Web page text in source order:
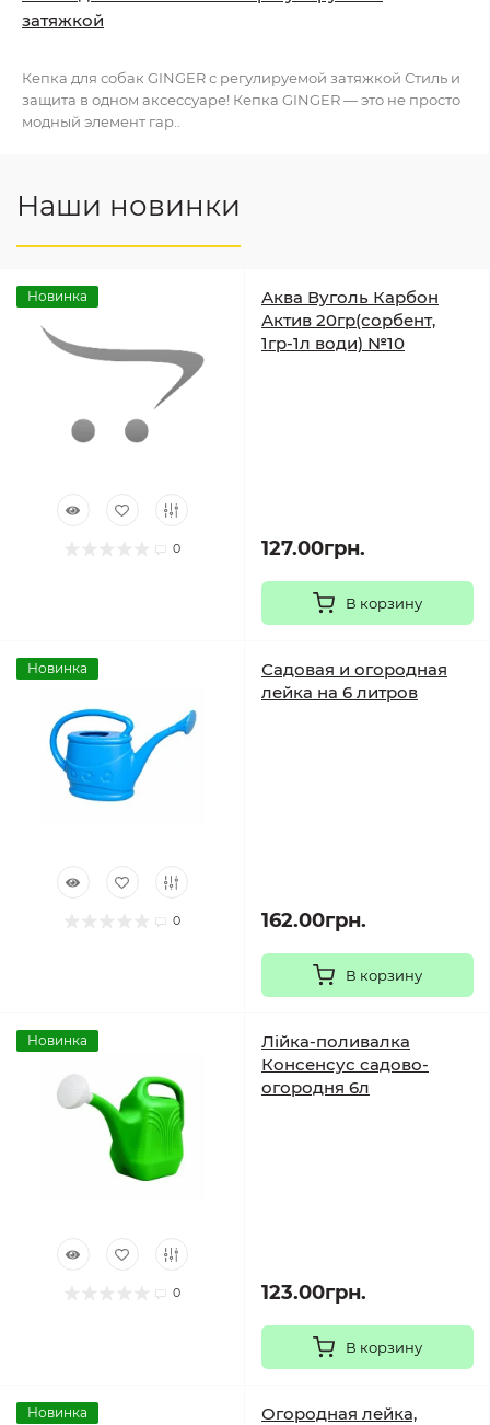
затяжкой
Кепка для собак GINGER с регулируемой затяжкой Стиль и
защита в одном аксессуаре! Кепка GINGER — это не просто
модный элемент гар..
Наши новинки
Новинка
0
Аква Вуголь Карбон
Актив 20гр(сорбент,
1гр-1л води) №10
127.00грн.
В корзину
Новинка
0
Садовая и огородная
лейка на 6 литров
162.00грн.
В корзину
Новинка
0
Лійка-поливалка
Консенсус садово-
огородня 6л
123.00грн.
В корзину
Новинка
Огородная лейка,